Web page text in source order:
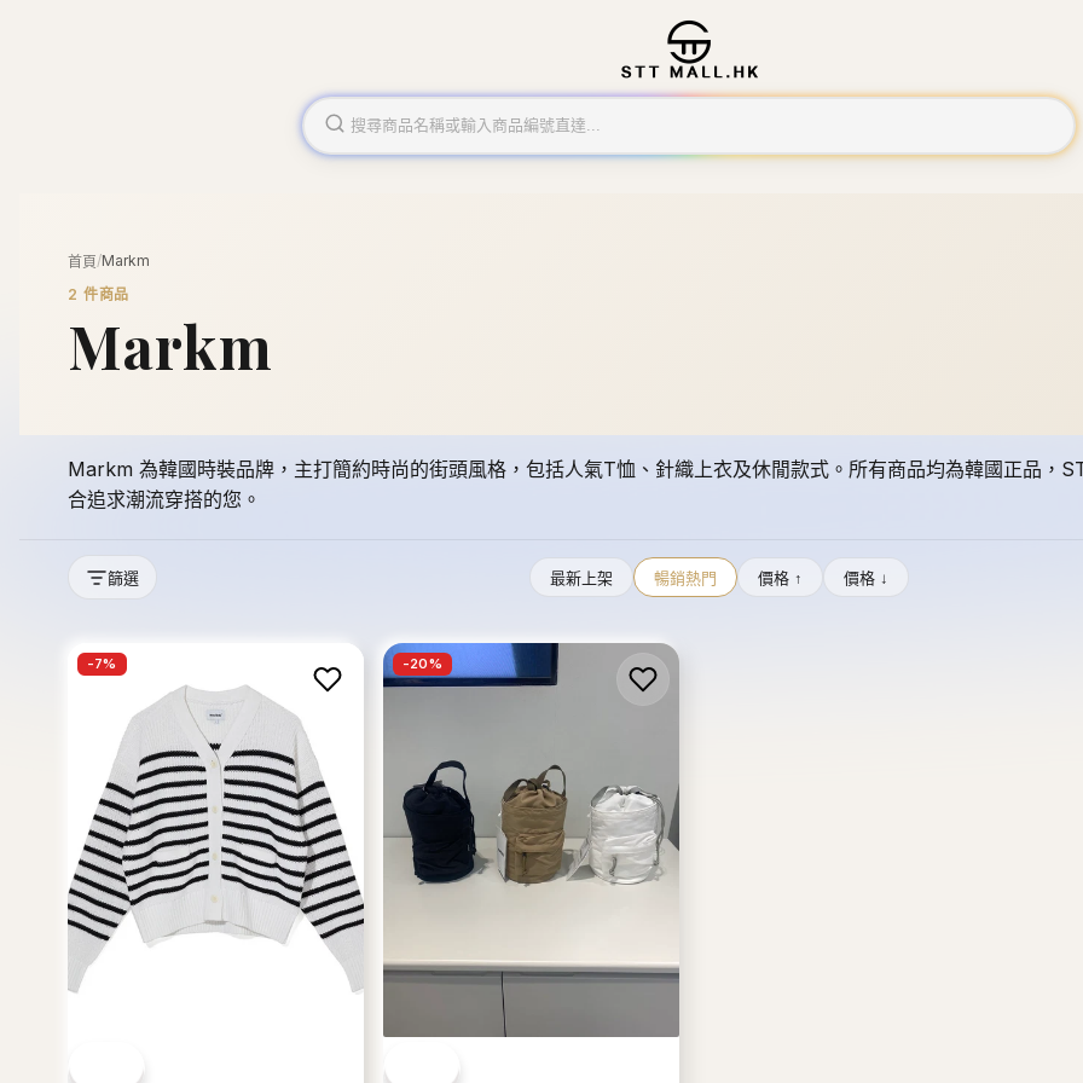
首頁/Markm
2 件商品
Markm
Markm 為韓國時裝品牌，主打簡約時尚的街頭風格，包括人氣T恤、針織上衣及休閒款式。所有商品均為韓國正品，
合追求潮流穿搭的您。
篩選 最新上架 暢銷熱門 價格 ↑ 價格 ↓
-7% -20%